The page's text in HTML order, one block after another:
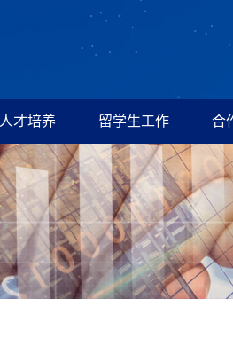
人才培养 留学生工作 合